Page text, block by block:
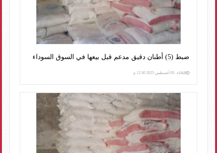
ضبط (5) أطنان دقيق مدعم قبل بيعها في السوق السوداء
الثلاثاء، 05 أغسطس 2025 12:50 م